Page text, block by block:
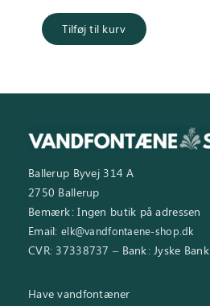
pris var:
1.250,00 kr..
Tilføj til kurv
Ballerup Byvej 314 A
2750 Ballerup
Bemærk: Ingen butik på adressen
Email: elk@vandfontaene-shop.dk
CVR: 37338737 – Bank: Jyske Bank
Have vandfontæner